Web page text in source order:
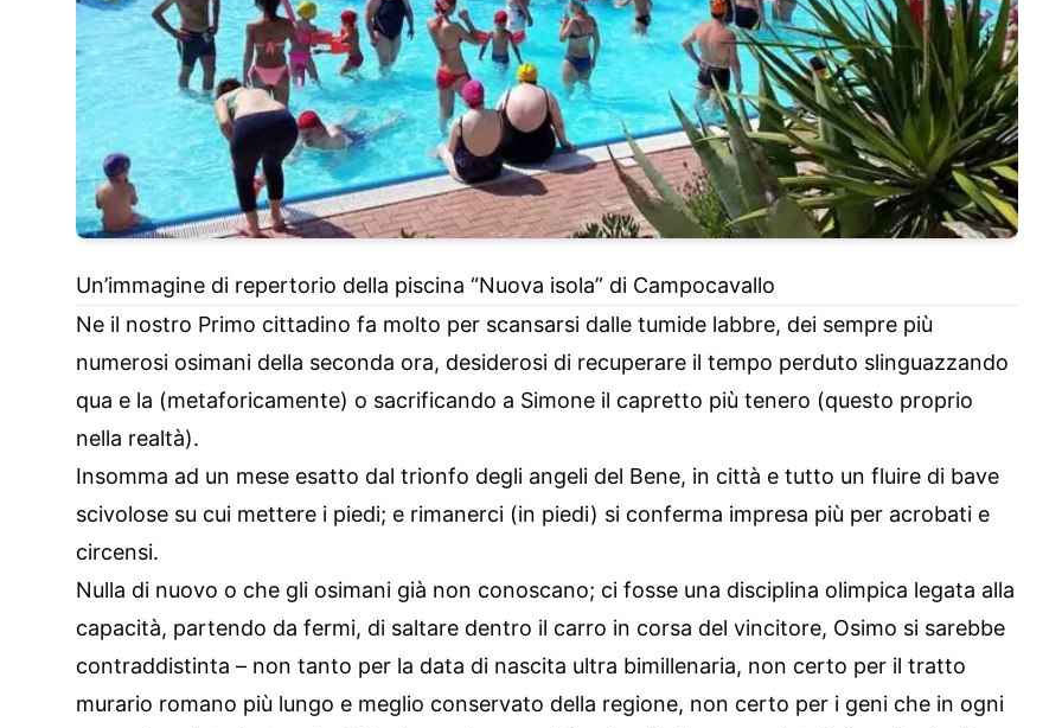
Un’immagine di repertorio della piscina “Nuova isola” di Campocavallo
Ne il nostro Primo cittadino fa molto per scansarsi dalle tumide labbre, dei sempre più
numerosi osimani della seconda ora, desiderosi di recuperare il tempo perduto slinguazzando
qua e la (metaforicamente) o sacrificando a Simone il capretto più tenero (questo proprio
nella realtà).
Insomma ad un mese esatto dal trionfo degli angeli del Bene, in città e tutto un fluire di bave
scivolose su cui mettere i piedi; e rimanerci (in piedi) si conferma impresa più per acrobati e
circensi.
Nulla di nuovo o che gli osimani già non conoscano; ci fosse una disciplina olimpica legata alla
capacità, partendo da fermi, di saltare dentro il carro in corsa del vincitore, Osimo si sarebbe
contraddistinta – non tanto per la data di nascita ultra bimillenaria, non certo per il tratto
murario romano più lungo e meglio conservato della regione, non certo per i geni che in ogni